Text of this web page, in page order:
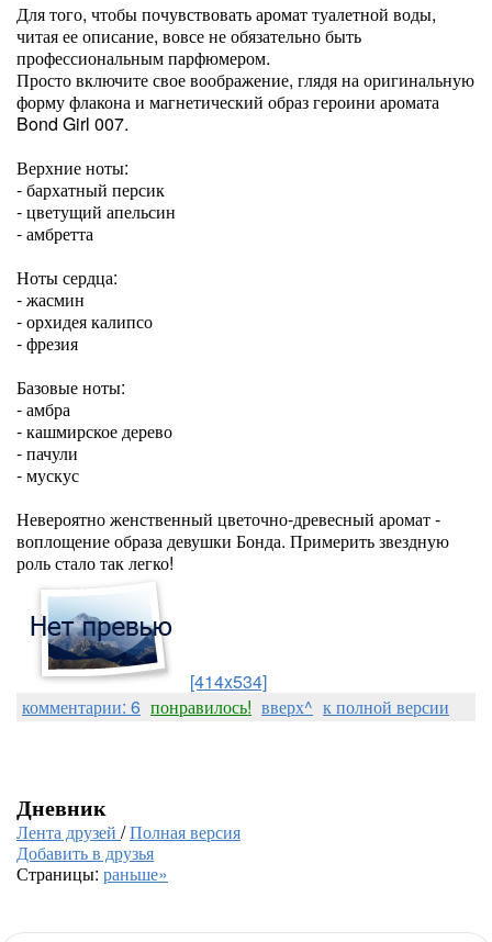
Для того, чтобы почувствовать аромат туалетной воды,
читая ее описание, вовсе не обязательно быть
профессиональным парфюмером.
Просто включите свое воображение, глядя на оригинальную
форму флакона и магнетический образ героини аромата
Bond Girl 007.
Верхние ноты:
- бархатный персик
- цветущий апельсин
- амбретта
Ноты сердца:
- жасмин
- орхидея калипсо
- фрезия
Базовые ноты:
- амбра
- кашмирское дерево
- пачули
- мускус
Невероятно женственный цветочно-древесный аромат -
воплощение образа девушки Бонда. Примерить звездную
роль стало так легко!
[414x534]
комментарии: 6 понравилось! вверх^ к полной версии
Дневник
Лента друзей /Полная версия
Добавить в друзья
Страницы: раньше»